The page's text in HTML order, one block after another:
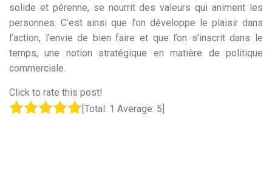
solide et pérenne, se nourrit des valeurs qui animent les
personnes. C’est ainsi que l’on développe le plaisir dans
l’action, l’envie de bien faire et que l’on s’inscrit dans le
temps, une notion stratégique en matière de politique
commerciale.
Click to rate this post!
[Total: 1 Average: 5